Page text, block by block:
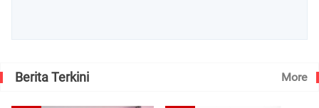
Berita Terkini More